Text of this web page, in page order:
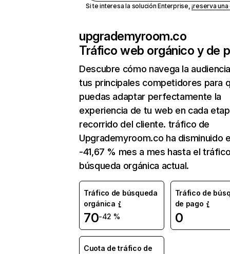
Si te interesa la solución Enterprise,¡reserva
upgrademyroom.co
Tráfico web orgánico y de
Descubre cómo navega la
tus principales competidores para
puedas adaptar perfectamente la
experiencia de tu web en cada
recorrido del cliente. tráfico de
Upgrademyroom.co ha disminuido
-41,67 % mes a mes hasta el
búsqueda orgánica actual.
Tráfico de búsqueda
orgánica
70-42 %
Tráfico de
de pago
0
Cuota de tráfico de